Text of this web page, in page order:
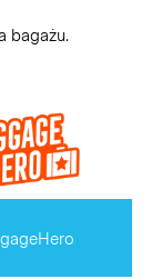
bagażu.